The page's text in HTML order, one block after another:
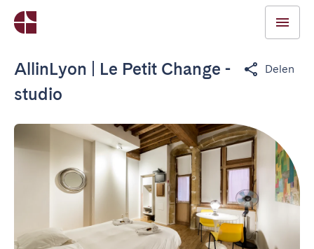
AllinLyon | Le Petit Change -
studio
Delen